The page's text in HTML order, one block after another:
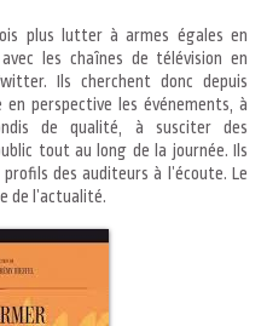
plus lutter à armes égales en
les chaînes de télévision en
Ils cherchent donc depuis
perspective les événements, à
de qualité, à susciter des
tout au long de la journée. Ils
des auditeurs à l’écoute. Le
de l’actualité.